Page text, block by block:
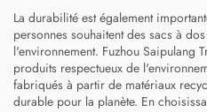
La durabilité est également
personnes souhaitent des sacs à
l'environnement. Fuzhou Saipulang
produits respectueux de
fabriqués à partir de matériaux
durable pour la planète. En